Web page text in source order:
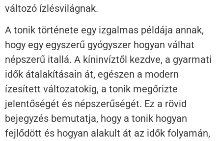
változó ízlésvilágnak.
A tonik története egy izgalmas példája annak,
hogy egy egyszerű gyógyszer hogyan válhat
népszerű itallá. A kíninvíztől kezdve, a gyarmati
idők átalakításain át, egészen a modern
ízesített változatokig, a tonik megőrizte
jelentőségét és népszerűségét. Ez a rövid
bejegyzés bemutatja, hogy a tonik hogyan
fejlődött és hogyan alakult át az idők folyamán,